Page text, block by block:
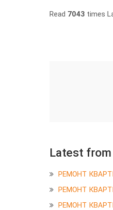
Read 7043 times
Latest from
РЕМОНТ
РЕМОНТ
РЕМОНТ